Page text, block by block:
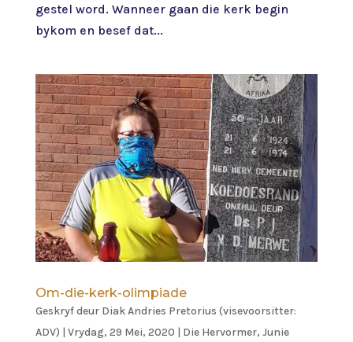
gestel word. Wanneer gaan die kerk begin
bykom en besef dat...
Om-die-kerk-olimpiade
Geskryf deur Diak Andries Pretorius (visevoorsitter:
ADV) | Vrydag, 29 Mei, 2020 | Die Hervormer, Junie